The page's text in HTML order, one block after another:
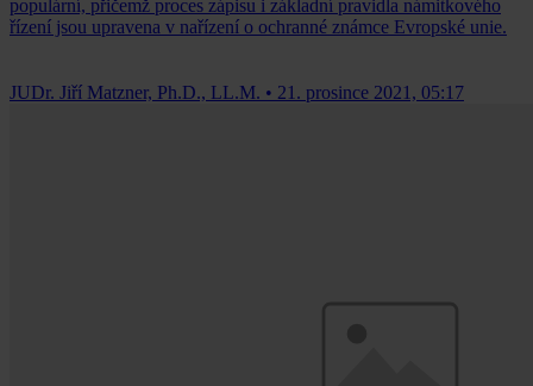
populární, přičemž proces zápisu i základní pravidla námitkového
řízení jsou upravena v nařízení o ochranné známce Evropské unie.
JUDr. Jiří Matzner, Ph.D., LL.M. • 21. prosince 2021, 05:17